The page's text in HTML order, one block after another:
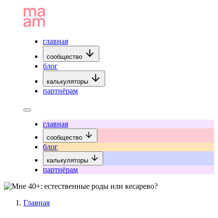
главная
сообщество
блог
калькуляторы
партнёрам
главная
сообщество
блог
калькуляторы
партнёрам
Главная